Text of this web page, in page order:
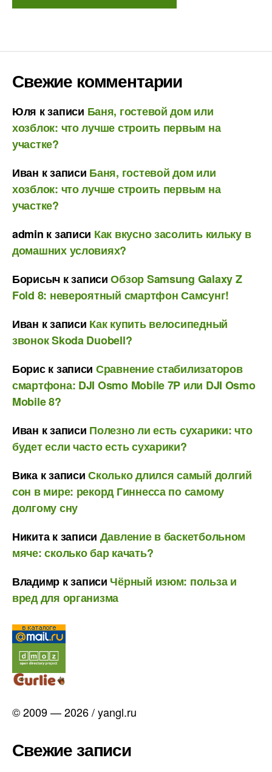
Свежие комментарии
Юля к записи Баня, гостевой дом или
хозблок: что лучше строить первым на
участке?
Иван к записи Баня, гостевой дом или
хозблок: что лучше строить первым на
участке?
admin к записи Как вкусно засолить кильку в
домашних условиях?
Борисыч к записиОбзор Samsung Galaxy Z
Fold 8: невероятный смартфон Самсунг!
Иван к записи Как купить велосипедный
звонок Skoda Duobell?
Бориск записи Сравнение стабилизаторов
смартфона: DJI Osmo Mobile 7P или DJI Osmo
Mobile 8?
Иван к записи Полезно ли есть сухарики: что
будет если часто есть сухарики?
Викак записиСколько длился самый долгий
сон в мире: рекорд Гиннесса по самому
долгому сну
Никитак записи Давление в баскетбольном
мяче: сколько бар качать?
Владимр к записи Чёрный изюм: польза и
вред для организма
© 2009 — 2026 / yangl.ru
Свежие записи